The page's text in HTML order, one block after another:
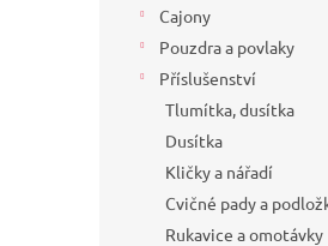
Cajony
Pouzdra a povlaky
Příslušenství
Tlumítka, dusítka
Dusítka
Kličky a nářadí
Cvičné pady a
Rukavice a omotávky